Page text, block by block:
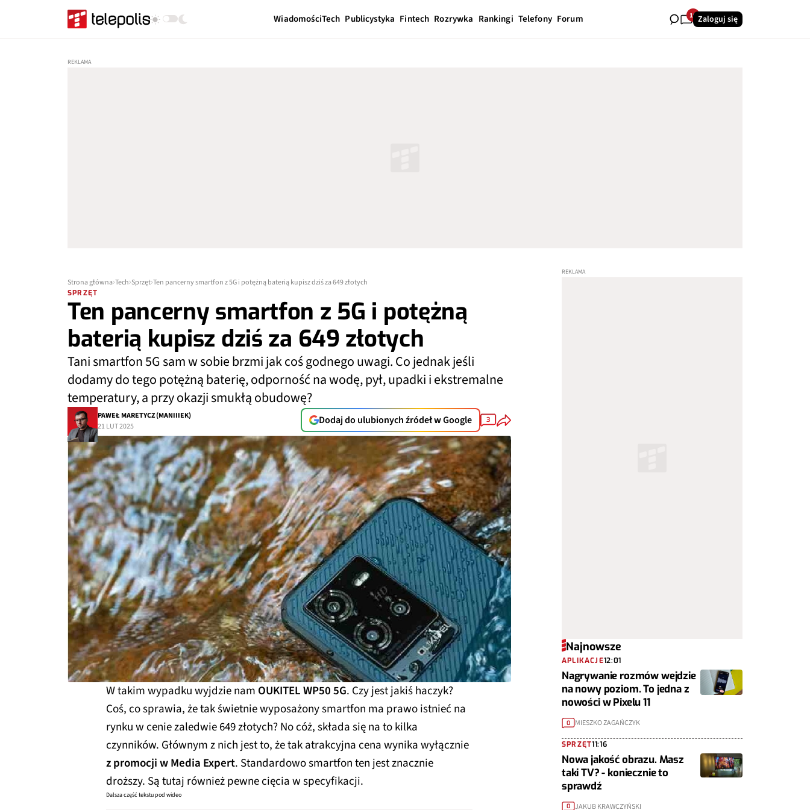
WiadomościTech Publicystyka Fintech Rozrywka Rankingi Telefony Forum 19Zaloguj się
Strona główna Tech Sprzęt Ten pancerny smartfon z 5G i potężną baterią kupisz dziś za 649 złotych
SPRZĘT
Ten pancerny smartfon z 5G i potężną
baterią kupisz dziś za 649 złotych
Tani smartfon 5G sam w sobie brzmi jak coś godnego uwagi. Co jednak jeśli
dodamy do tego potężną baterię, odporność na wodę, pył, upadki i ekstremalne
temperatury, a przy okazji smukłą obudowę?
PAWEŁ MARETYCZ (MANIIIEK)
21 LUT 2025
Dodaj do ulubionych źródeł w Google 3
W takim wypadku wyjdzie nam OUKITEL WP50 5G. Czy jest jakiś haczyk?
Coś, co sprawia, że tak świetnie wyposażony smartfon ma prawo istnieć na
rynku w cenie zaledwie 649 złotych? No cóż, składa się na to kilka
czynników. Głównym z nich jest to, że tak atrakcyjna cena wynika wyłącznie
z promocji w Media Expert. Standardowo smartfon ten jest znacznie
droższy. Są tutaj również pewne cięcia w specyfikacji.
Dalsza część tekstu pod wideo
Najnowsze
APLIKACJE12:01
Nagrywanie rozmów wejdzie
na nowy poziom. To jedna z
nowości w Pixelu 11
0 MIESZKO ZAGAŃCZYK
SPRZĘT11:16
Nowa jakość obrazu. Masz
taki TV? - koniecznie to
sprawdź
0 JAKUB KRAWCZYŃSKI